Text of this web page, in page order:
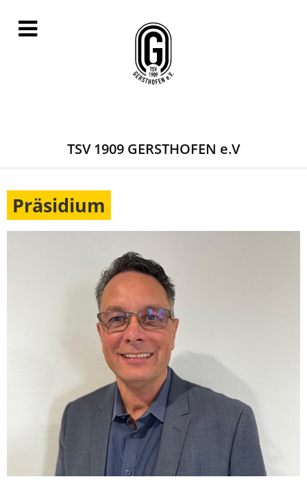
TSV 1909 GERSTHOFEN e.V
Präsidium